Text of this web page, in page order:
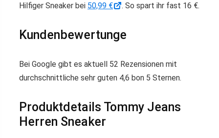
Hilfiger Sneaker bei 50,99 € . So spart ihr fast 16 €.
Kundenbewertunge
Bei Google gibt es aktuell 52 Rezensionen mit
durchschnittliche sehr guten 4,6 bon 5 Sternen.
Produktdetails Tommy Jeans
Herren Sneaker